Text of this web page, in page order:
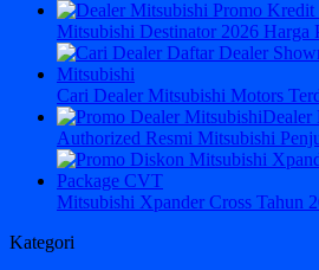
Mitsubishi Destinator 2026 Harga
Cari Dealer Mitsubishi Motors
Dealer
Authorized Resmi Mitsubishi
Mitsubishi Xpander Cross Tahun
Kategori